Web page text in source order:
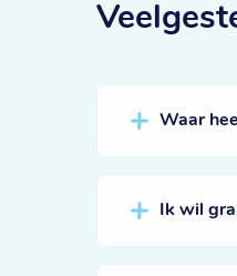
Waar
Ik wil